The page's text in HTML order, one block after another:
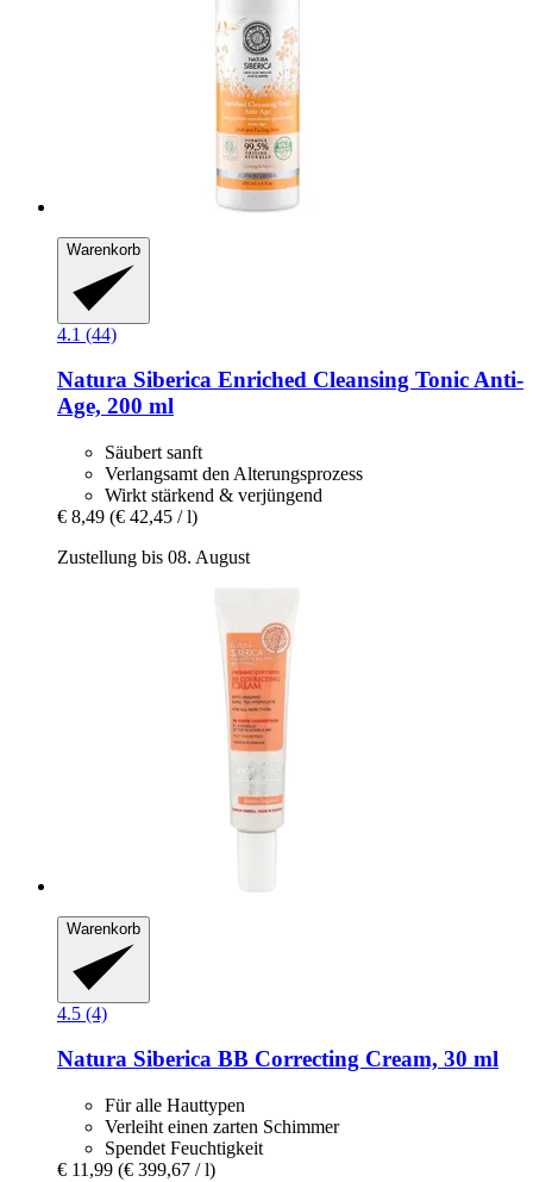
Warenkorb
4.1 (44)
Natura Siberica Enriched Cleansing Tonic Anti-​
Age, 200 ml
Säubert sanft
Verlangsamt den Alterungsprozess
Wirkt stärkend & verjüngend
€ 8,49 (€ 42,45 / l)
Zustellung bis 08. August
Warenkorb
4.5 (4)
Natura Siberica BB Correcting Cream, 30 ml
Für alle Hauttypen
Verleiht einen zarten Schimmer
Spendet Feuchtigkeit
€ 11,99 (€ 399,67 / l)